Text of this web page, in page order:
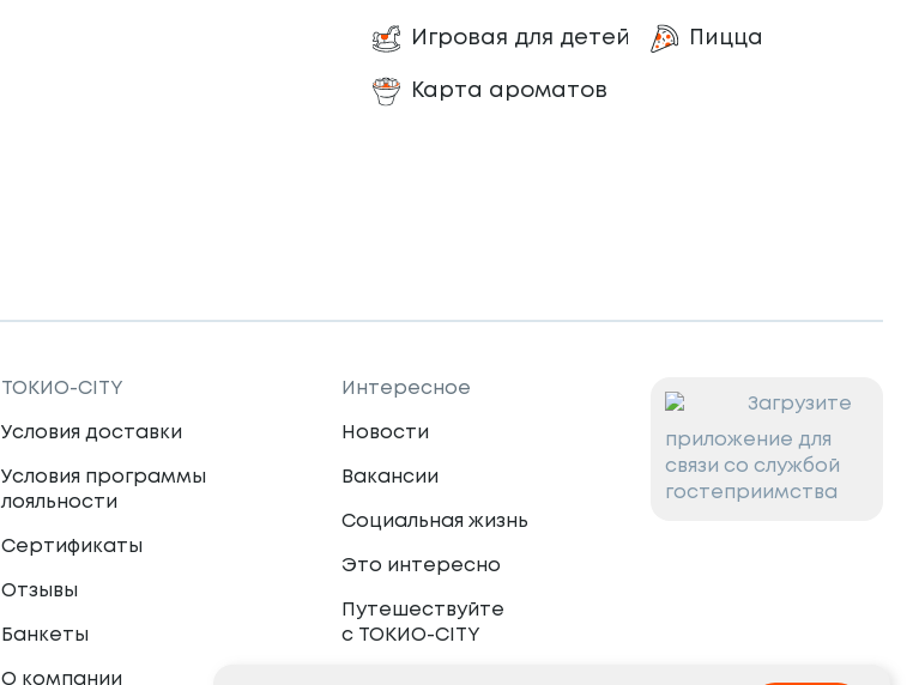
Игровая для детей Пицца
Карта ароматов
ТОКИО-CITY
Условия доставки
Условия программы
лояльности
Сертификаты
Отзывы
Банкеты
О компании
Интересное
Новости
Вакансии
Социальная жизнь
Это интересно
Путешествуйте
с ТОКИО-CITY
Загрузите
приложение для
связи со службой
гостеприимства